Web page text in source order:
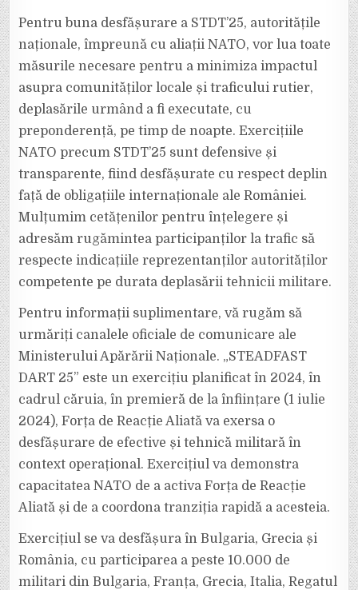
Pentru buna desfășurare a STDT’25, autoritățile
naționale, împreună cu aliații NATO, vor lua toate
măsurile necesare pentru a minimiza impactul
asupra comunităților locale și traficului rutier,
deplasările urmând a fi executate, cu
preponderență, pe timp de noapte. Exercițiile
NATO precum STDT’25 sunt defensive și
transparente, fiind desfășurate cu respect deplin
față de obligațiile internaționale ale României.
Mulțumim cetățenilor pentru înțelegere și
adresăm rugămintea participanților la trafic să
respecte indicațiile reprezentanților autorităților
competente pe durata deplasării tehnicii militare.
Pentru informații suplimentare, vă rugăm să
urmăriți canalele oficiale de comunicare ale
Ministerului Apărării Naționale. „STEADFAST
DART 25” este un exercițiu planificat în 2024, în
cadrul căruia, în premieră de la înființare (1 iulie
2024), Forța de Reacție Aliată va exersa o
desfășurare de efective și tehnică militară în
context operațional. Exercițiul va demonstra
capacitatea NATO de a activa Forța de Reacție
Aliată și de a coordona tranziția rapidă a acesteia.
Exercițiul se va desfășura în Bulgaria, Grecia și
România, cu participarea a peste 10.000 de
militari din Bulgaria, Franța, Grecia, Italia, Regatul